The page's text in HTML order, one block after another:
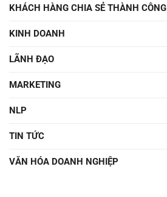
KHÁCH HÀNG CHIA SẺ THÀNH CÔNG
KINH DOANH
LÃNH ĐẠO
MARKETING
NLP
TIN TỨC
VĂN HÓA DOANH NGHIỆP